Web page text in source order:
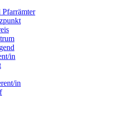
in
in